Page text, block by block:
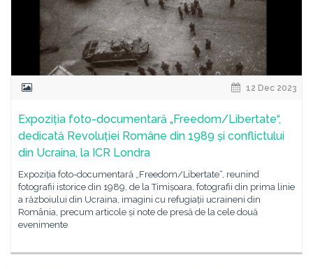
12 Dec 2023
Expoziția foto-documentară „Freedom/Libertate“,
dedicată Revoluției Române din 1989 și conflictului
din Ucraina, la ICR Londra
Expoziția foto-documentară „Freedom/Libertate“, reunind
fotografii istorice din 1989, de la Timișoara, fotografii din prima linie
a războiului din Ucraina, imagini cu refugiații ucraineni din
România, precum articole și note de presă de la cele două
evenimente